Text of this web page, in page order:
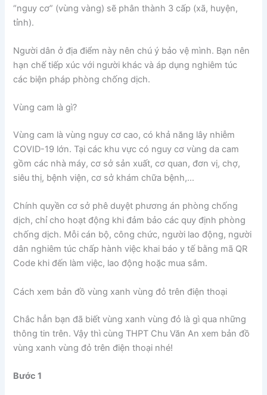
“nguy cơ” (vùng vàng) sẽ phân thành 3 cấp (xã, huyện,
tỉnh).
Người dân ở địa điểm này nên chú ý bảo vệ mình. Bạn nên
hạn chế tiếp xúc với người khác và áp dụng nghiêm túc
các biện pháp phòng chống dịch.
Vùng cam là gì?
Vùng cam là vùng nguy cơ cao, có khả năng lây nhiễm
COVID-19 lớn. Tại các khu vực có nguy cơ vùng da cam
gồm các nhà máy, cơ sở sản xuất, cơ quan, đơn vị, chợ,
siêu thị, bệnh viện, cơ sở khám chữa bệnh,…
Chính quyền cơ sở phê duyệt phương án phòng chống
dịch, chỉ cho hoạt động khi đảm bảo các quy định phòng
chống dịch. Mỗi cán bộ, công chức, người lao động, người
dân nghiêm túc chấp hành việc khai báo y tế bằng mã QR
Code khi đến làm việc, lao động hoặc mua sắm.
Cách xem bản đồ vùng xanh vùng đỏ trên điện thoại
Chắc hẳn bạn đã biết vùng xanh vùng đỏ là gì qua những
thông tin trên. Vậy thì cùng THPT Chu Văn An xem bản đồ
vùng xanh vùng đỏ trên điện thoại nhé!
Bước 1